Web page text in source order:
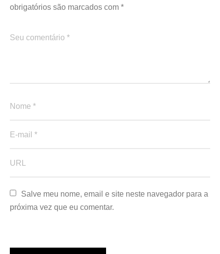
obrigatórios são marcados com *
Salve meu nome, email e site neste navegador para a
próxima vez que eu comentar.